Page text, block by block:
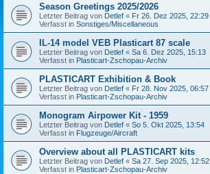
Season Greetings 2025/2026
Letzter Beitrag von Detlef « Fr 26. Dez 2025, 22:29
Verfasst in Sonstiges/Miscellaneous
IL-14 model VEB Plasticart 87 scale
Letzter Beitrag von Detlef « Sa 6. Dez 2025, 15:13
Verfasst in Plasticart-Zschopau-Archiv
PLASTICART Exhibition & Book
Letzter Beitrag von Detlef « Fr 28. Nov 2025, 06:57
Verfasst in Plasticart-Zschopau-Archiv
Monogram Airpower Kit - 1959
Letzter Beitrag von Detlef « So 5. Okt 2025, 13:54
Verfasst in Flugzeuge/Aircraft
Overview about all PLASTICART kits
Letzter Beitrag von Detlef « Sa 27. Sep 2025, 12:52
Verfasst in Plasticart-Zschopau-Archiv